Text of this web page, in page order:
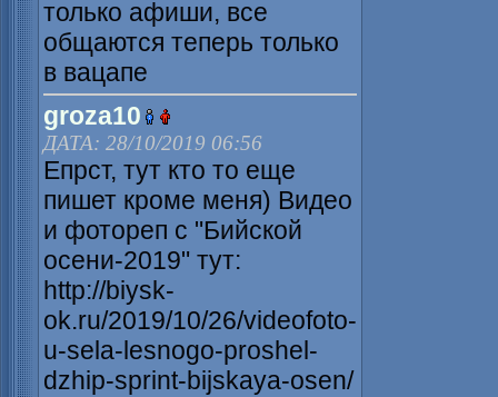
только афиши, все
общаются теперь только
в вацапе
groza10
ДАТА: 28/10/2019 06:56
Епрст, тут кто то еще
пишет кроме меня) Видео
и фотореп с "Бийской
осени-2019" тут:
http://biysk-
ok.ru/2019/10/26/videofoto-
u-sela-lesnogo-proshel-
dzhip-sprint-bijskaya-osen/